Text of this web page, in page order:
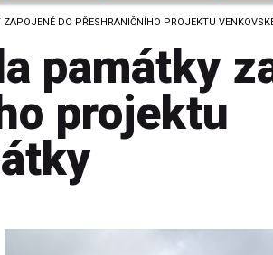
DO PŘESHRANIČNÍHO PROJEKTU
památky
projektu